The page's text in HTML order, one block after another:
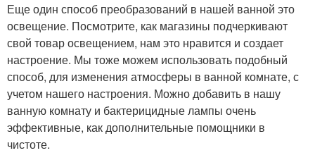
Еще один способ преобразований в нашей ванной это
освещение. Посмотрите, как магазины подчеркивают
свой товар освещением, нам это нравится и создает
настроение. Мы тоже можем использовать подобный
способ, для изменения атмосферы в ванной комнате, с
учетом нашего настроения. Можно добавить в нашу
ванную комнату и бактерицидные лампы очень
эффективные, как дополнительные помощники в
чистоте.